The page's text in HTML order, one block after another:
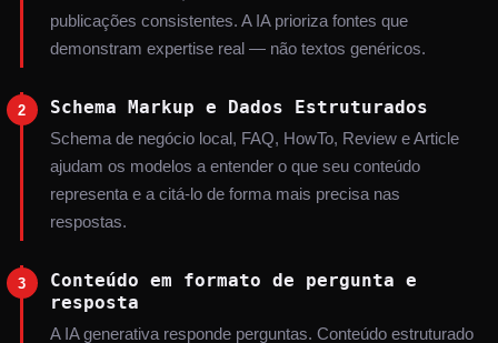
publicações consistentes. A IA prioriza fontes que
demonstram expertise real — não textos genéricos.
2 Schema Markup e Dados Estruturados
Schema de negócio local, FAQ, HowTo, Review e Article
ajudam os modelos a entender o que seu conteúdo
representa e a citá-lo de forma mais precisa nas
respostas.
3
Conteúdo em formato de pergunta e
resposta
A IA generativa responde perguntas. Conteúdo estruturado